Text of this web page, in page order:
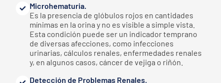
Microhematuria.
Es la presencia de glóbulos rojos en cantidades
mínimas en la orina y no es visible a simple vista.
Esta condición puede ser un indicador temprano
de diversas afecciones, como infecciones
urinarias, cálculos renales, enfermedades renales
y, en algunos casos, cáncer de vejiga o riñón.
Detección de Problemas Renales.